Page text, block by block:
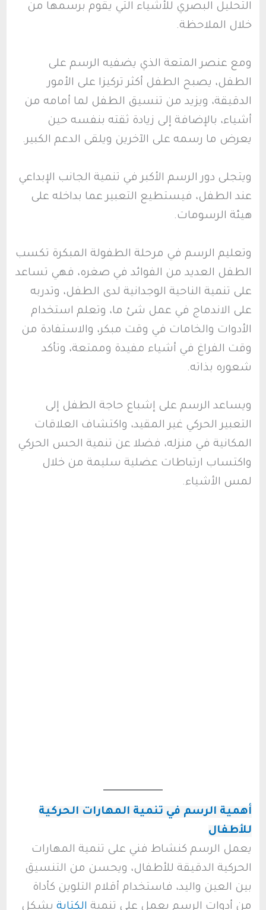
التحليل البصري للأشياء التي يقوم برسمها من
خلال الملاحظة.
ومع عنصر المتعة الذي يضفيه الرسم على
الطفل، يصبح الطفل أكثر تركيزا على الأمور
الدقيقة، ويزيد من تنسيق الطفل لما أمامه من
أشياء، بالإضافة إلى زيادة ثقته بنفسه حين
يعرض ما رسمه على الآخرين ويلقى الدعم الكبير.
ويتجلى دور الرسم الأكبر في تنمية الجانب الإبداعي
عند الطفل، فيستطيع التعبير عما بداخله على
هيئة الرسومات.
وتعليم الرسم في مرحلة الطفولة المبكرة تكسب
الطفل العديد من الفوائد في صغره، فهي تساعد
على تنمية الناحية الوجدانية لدى الطفل، وتدربه
على الاندماج في عمل شئ ما، وتعلم استخدام
الأدوات والخامات في وقت مبكر، والاستفادة من
وقت الفراغ في أشياء مفيدة وممتعة، وتأكد
شعوره بذاته.
ويساعد الرسم على إشباع حاجة الطفل إلى
التعبير الحركي غير المقيد، واكتشاف العلاقات
المكانية في منزله، فضلا عن تنمية الحس الحركي
واكتساب ارتباطات عضلية سليمة من خلال
لمس الأشياء.
أهمية الرسم في تنمية المهارات الحركية
للأطفال
يعمل الرسم كنشاط فني على تنمية المهارات
الحركية الدقيقة للأطفال، ويحسن من التنسيق
بين العين واليد، فاستخدام أقلام التلوين كأداة
من أدوات الرسم يعمل على تنمية الكتابةبشكل